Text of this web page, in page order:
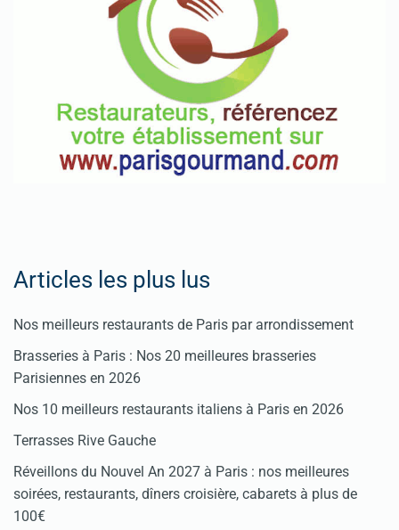
Articles les plus lus
Nos meilleurs restaurants de Paris par arrondissement
Brasseries à Paris : Nos 20 meilleures brasseries
Parisiennes en 2026
Nos 10 meilleurs restaurants italiens à Paris en 2026
Terrasses Rive Gauche
Réveillons du Nouvel An 2027 à Paris : nos meilleures
soirées, restaurants, dîners croisière, cabarets à plus de
100€